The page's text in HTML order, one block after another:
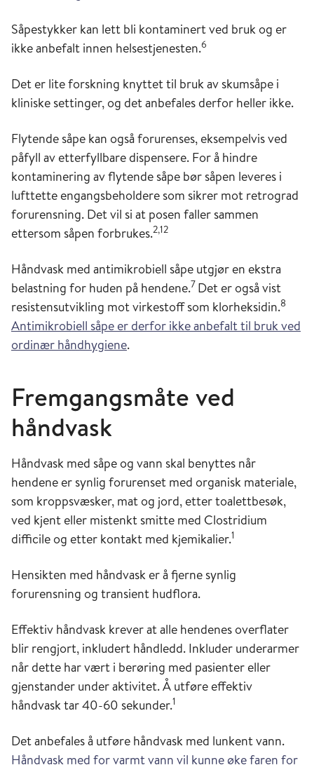
Såpestykker kan lett bli kontaminert ved bruk og er
ikke anbefalt innen helsestjenesten.6
Det er lite forskning knyttet til bruk av skumsåpe i
kliniske settinger, og det anbefales derfor heller ikke.
Flytende såpe kan også forurenses, eksempelvis ved
påfyll av etterfyllbare dispensere. For å hindre
kontaminering av flytende såpe bør såpen leveres i
lufttette engangsbeholdere som sikrer mot retrograd
forurensning. Det vil si at posen faller sammen
ettersom såpen forbrukes.2,12
Håndvask med antimikrobiell såpe utgjør en ekstra
belastning for huden på hendene.7 Det er også vist
resistensutvikling mot virkestoff som klorheksidin.8
Antimikrobiell såpe er derfor ikke anbefalt til bruk ved
ordinær håndhygiene.
Fremgangsmåte ved
håndvask
Håndvask med såpe og vann skal benyttes når
hendene er synlig forurenset med organisk materiale,
som kroppsvæsker, mat og jord, etter toalettbesøk,
ved kjent eller mistenkt smitte med Clostridium
difficile og etter kontakt med kjemikalier.1
Hensikten med håndvask er å fjerne synlig
forurensning og transient hudflora.
Effektiv håndvask krever at alle hendenes overflater
blir rengjort, inkludert håndledd. Inkluder underarmer
når dette har vært i berøring med pasienter eller
gjenstander under aktivitet. Å utføre effektiv
håndvask tar 40-60 sekunder.1
Det anbefales å utføre håndvask med lunkent vann.
Håndvask med for varmt vann vil kunne øke faren for